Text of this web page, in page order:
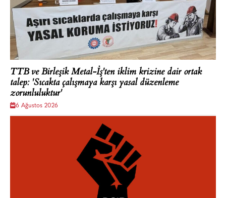
TTB ve Birleşik Metal-İş'ten iklim krizine dair ortak
talep: 'Sıcakta çalışmaya karşı yasal düzenleme
zorunluluktur'
6 Ağustos 2026